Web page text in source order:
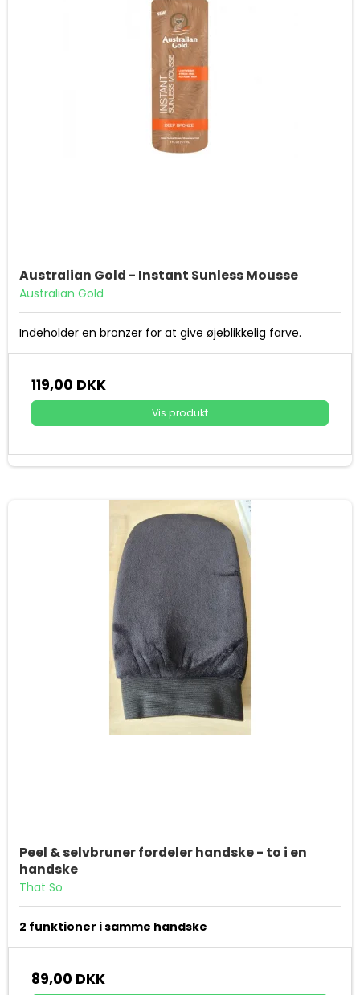
Australian Gold - Instant Sunless Mousse
Australian Gold
Indeholder en bronzer for at give øjeblikkelig farve.
119,00 DKK
Vis produkt
Peel & selvbruner fordeler handske - to i en
handske
That So
2 funktioner i samme handske
89,00 DKK